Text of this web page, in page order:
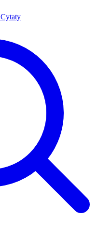
Cytaty